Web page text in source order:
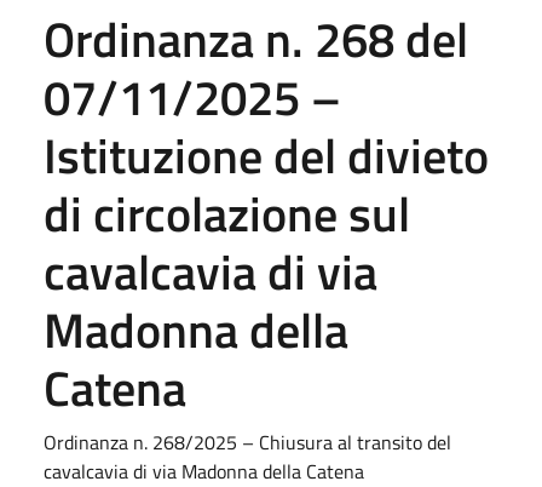
Ordinanza n. 268 del
07/11/2025 –
Istituzione del divieto
di circolazione sul
cavalcavia di via
Madonna della
Catena
Ordinanza n. 268/2025 – Chiusura al transito del
cavalcavia di via Madonna della Catena